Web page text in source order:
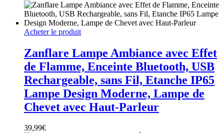
Acheter le produit
Zanflare Lampe Ambiance avec Effet
de Flamme, Enceinte Bluetooth, USB
Rechargeable, sans Fil, Etanche IP65
Lampe Design Moderne, Lampe de
Chevet avec Haut-Parleur
39,99€